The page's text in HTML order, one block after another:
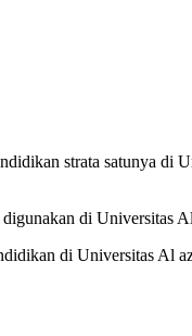
strata satunya di
digunakan di Universitas
di Universitas Al